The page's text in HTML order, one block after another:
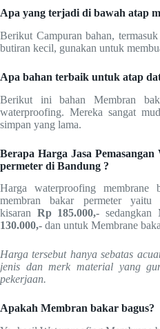
Apa yang terjadi di bawah atap
Berikut Campuran bahan,
butiran kecil, gunakan untuk
Apa bahan terbaik untuk atap
Berikut ini bahan Membran
waterproofing. Mereka sangat
simpan yang lama.
Berapa Harga Jasa
permeter di Bandung ?
Harga waterproofing membrane
membran bakar permeter
kisaran Rp 185.000,- sedangkan
130.000,- dan untuk Membrane
Harga tersebut hanya sebatas
jenis dan merk material yang
pekerjaan.
Apakah Membran bakar bagus?